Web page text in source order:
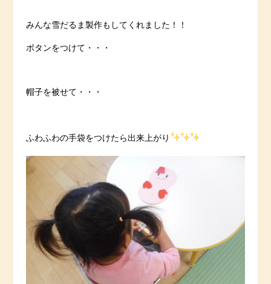
みんな雪だるま製作もしてくれました！！
ボタンをつけて・・・
帽子を被せて・・・
ふわふわの手袋をつけたら出来上がり